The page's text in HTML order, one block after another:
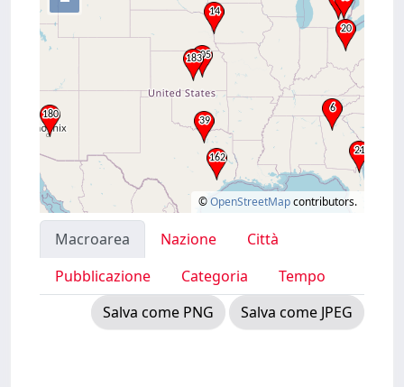
©OpenStreetMapcontributors.
Macroarea Nazione
Città
Pubblicazione
Categoria
Tempo
Salva come PNG
Salva come JPEG